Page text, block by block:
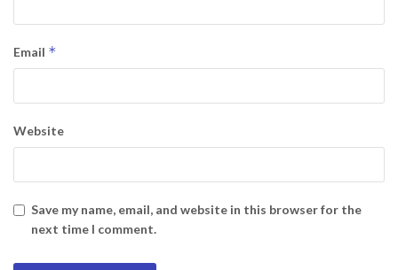
Email *
Website
Save my name, email, and website in this browser for the
next time I comment.